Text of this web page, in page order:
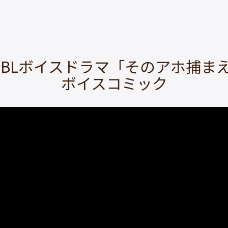
ボイスドラマ「そのアホ捕
ボイスコミック